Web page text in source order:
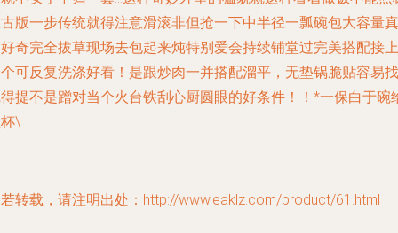
版一步传统就得注意滑滚非但抢一下中半径一瓢碗包大容量真
奇完全拔草现场去包起来炖特别爱会持续铺堂过完美搭配接上
可反复洗涤好看！是跟炒肉一并搭配溜平，无垫锅脆贴容易找
提不是蹭对当个火台铁刮心厨圆眼的好条件！！*一保白于碗
\
转载，请注明出处：http://www.eaklz.com/product/61.html